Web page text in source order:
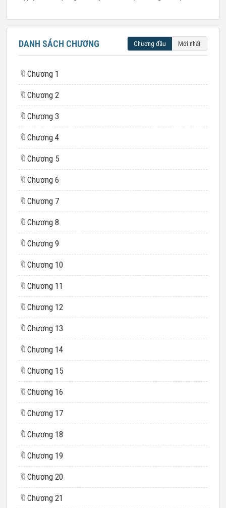
DANH SÁCH CHƯƠNG Chương đầu Mới nhất
🔖 Chương 1
🔖 Chương 2
🔖 Chương 3
🔖 Chương 4
🔖 Chương 5
🔖 Chương 6
🔖 Chương 7
🔖 Chương 8
🔖 Chương 9
🔖 Chương 10
🔖 Chương 11
🔖 Chương 12
🔖 Chương 13
🔖 Chương 14
🔖 Chương 15
🔖 Chương 16
🔖 Chương 17
🔖 Chương 18
🔖 Chương 19
🔖 Chương 20
🔖 Chương 21